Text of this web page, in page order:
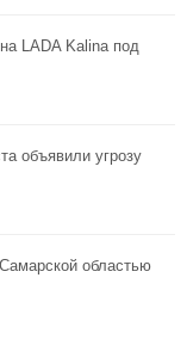
LADA Kalina под
объявили угрозу
областью